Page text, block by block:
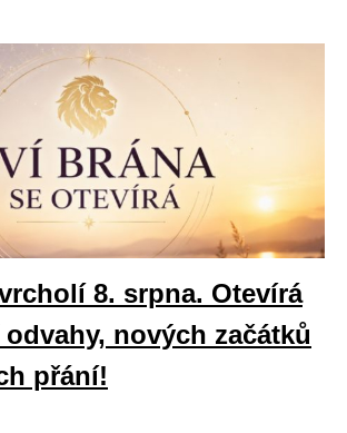
8. srpna. Otevírá
nových začátků
přání!